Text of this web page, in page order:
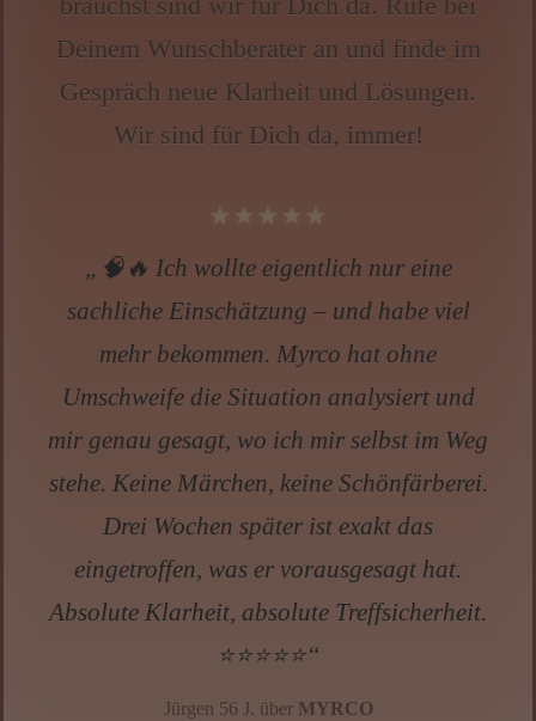
Deinem Wunschberater an und finde im
Gespräch neue Klarheit und Lösungen.
Wir sind für Dich da, immer!
★★★★★
„✨Ich habe Hellah angerufen, weil ich
einfach nicht mehr weiterwusste. Beruflich
alles festgefahren, privat leer. Sie hat mir so
sanft, aber klar aufgezeigt, warum ich mich
selbst klein halte. Nach dem Gespräch habe
ich zum ersten Mal seit Monaten wieder
Hoffnung gespürt. Heute weiß ich: genau
diese Erkenntnis hat alles verändert. Du
warst wirklich mein Licht im Dunkeln
Hellah. Gerne immer wieder.🌟🌟🌟🌟🌟“
Silvana J., 25.09.2025 überHELLAH DE RUGES